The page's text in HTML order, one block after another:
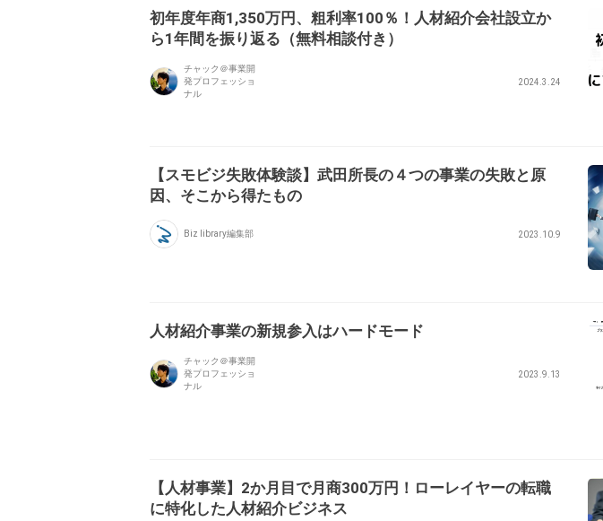
初年度年商1,350万円、粗利率100％！人材紹介会社設立か
ら1年間を振り返る（無料相談付き）
チャック＠事業開
発プロフェッショ
ナル
2024.3.24
【スモビジ失敗体験談】武田所長の４つの事業の失敗と原
因、そこから得たもの
Biz library編集部 2023.10.9
人材紹介事業の新規参入はハードモード
チャック＠事業開
発プロフェッショ
ナル
2023.9.13
【人材事業】2か月目で月商300万円！ローレイヤーの転職
に特化した人材紹介ビジネス